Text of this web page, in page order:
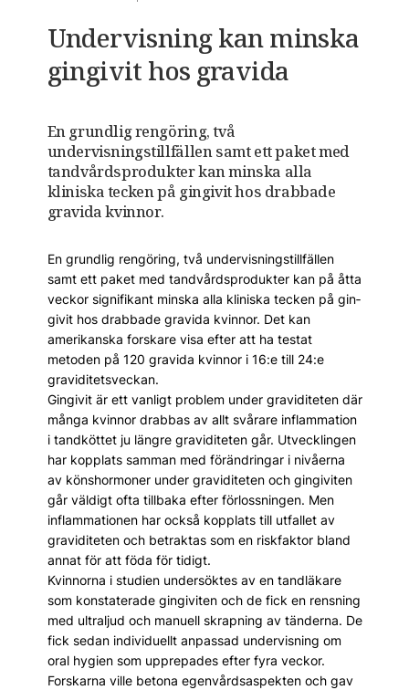
Undervisning kan minska
gingivit hos gravida
En grundlig rengöring, två
undervisningstillfällen samt ett paket med
tandvårdsprodukter kan minska alla
kliniska tecken på gin­givit hos drabbade
gravida kvinnor.
En grundlig rengöring, två undervisningstillfällen
samt ett paket med tandvårdsprodukter kan på åtta
veckor signifikant minska alla kliniska tecken på gin­
givit hos drabbade gravida kvinnor. Det kan
amerikanska forskare visa efter att ha testat
metoden på 120 gravida kvinnor i 16:e till 24:e
graviditetsveckan.
Gingivit är ett vanligt problem under graviditeten där
många kvinnor drabbas av allt svårare inflammation
i tandköttet ju längre graviditeten går. Utvecklingen
har kopplats samman med förändringar i nivåerna
av könshormoner under graviditeten och gingiviten
går väldigt ofta tillbaka efter förlossningen. Men
inflammationen har också kopplats till utfallet av
graviditeten och betraktas som en riskfaktor bland
annat för att föda för tidigt.
Kvinnorna i studien undersöktes av en tandläkare
som konstaterade gingiviten och de fick en rensning
med ultraljud och manuell skrapning av tänderna. De
fick sedan individuellt anpassad undervisning om
oral hygien som upprepades efter fyra veckor.
Forskarna ville betona egenvårdsaspekten och gav